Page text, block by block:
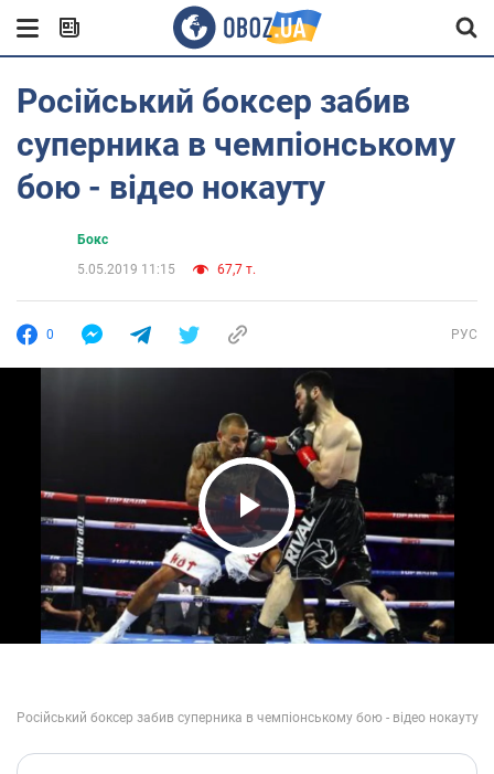
Російський боксер забив
суперника в чемпіонському
бою - відео нокауту
Бокс
5.05.2019 11:15
67,7 т.
0 РУС
Play Video